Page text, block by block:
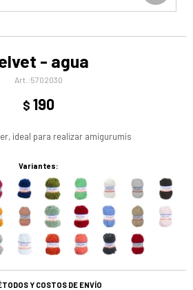
- agua
5702030
$ 190
ideal para realizar amigurumis
Variantes:
Y COSTOS DE ENVÍO